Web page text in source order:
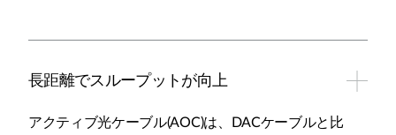
長距離でスループットが向上
アクティブ光ケーブル(AOC)は、DACケーブルと比